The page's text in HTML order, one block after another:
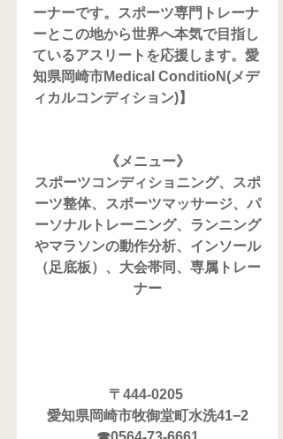
ーナーです。スポーツ専門トレーナ
ーとこの地から世界へ本気で目指し
ているアスリートを応援します。愛
知県岡崎市Medical ConditioN(メデ
ィカルコンディション)】
《メニュー》
スポーツコンディショニング、スポ
ーツ整体、スポーツマッサージ、パ
ーソナルトレーニング、ランニング
やマラソンの動作分析、インソール
（足底板）、大会帯同、専属トレー
ナー
〒444-0205
愛知県岡崎市牧御堂町水洗41−2